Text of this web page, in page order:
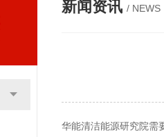
新闻资讯 / NEWS
华能清洁能源研究院需